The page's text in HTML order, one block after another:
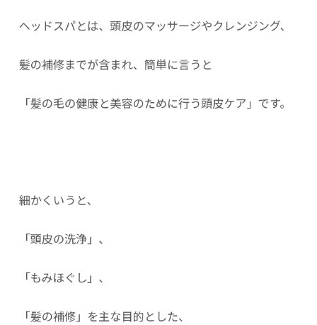
ヘッドスパとは、頭皮のマッサージやクレンジング、
髪の補修までが含まれ、簡単に言うと
「髪の毛の健康と美容のために行う頭皮ケア」です。
細かくいうと、
「頭皮の洗浄」、
「もみほぐし」、
「髪の補修」を主な目的とした、